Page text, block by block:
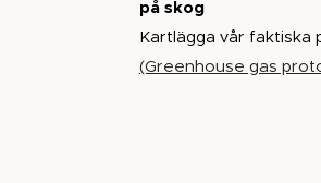
på skog
Kartlägga vår faktiska
(Greenhouse gas